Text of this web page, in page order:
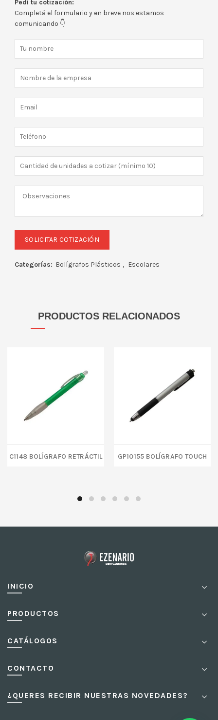
Pedí tu cotización:
Completá el formulario y en breve nos estamos
comunicando 👇
Categorías: Bolígrafos Plásticos , Escolares
PRODUCTOS RELACIONADOS
C1148 Bolígrafo retráctil GP10155 BOLÍGRAFO TOUCH
INICIO
PRODUCTOS
CATÁLOGOS
CONTACTO
¿QUERES RECIBIR NUESTRAS NOVEDADES?